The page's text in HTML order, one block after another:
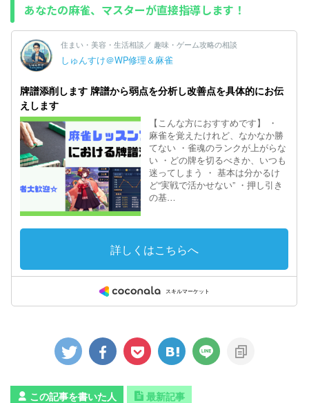
あなたの麻雀、マスターが直接指導します！
この記事を書いた人 最新記事